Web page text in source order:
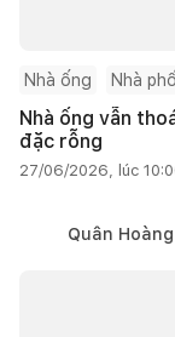
Nhà ống Nhà phố
Nhà ống vẫn
đặc rỗng
27/06/2026, lúc
Quân Hoàng